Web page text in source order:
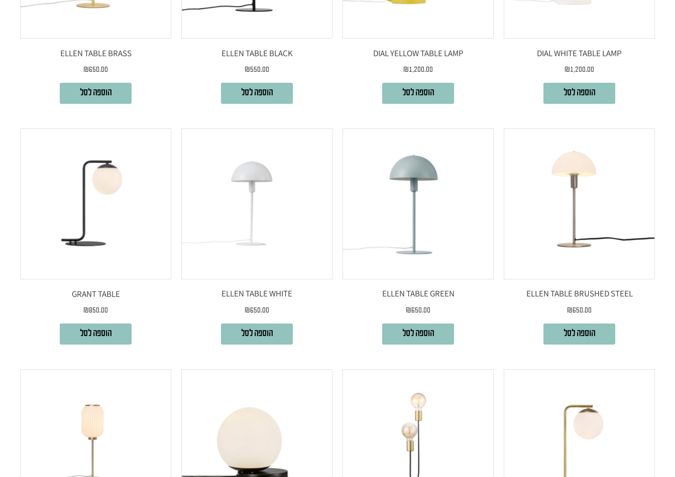
DIAL WHITE TABLE LAMP
₪1,200.00
הוספה לסל
DIAL YELLOW TABLE LAMP
₪1,200.00
הוספה לסל
ELLEN TABLE BLACK
₪550.00
הוספה לסל
ELLEN TABLE BRASS
₪650.00
הוספה לסל
ELLEN TABLE BRUSHED STEEL
₪650.00
הוספה לסל
ELLEN TABLE GREEN
₪650.00
הוספה לסל
ELLEN TABLE WHITE
₪650.00
הוספה לסל
GRANT TABLE
₪850.00
הוספה לסל